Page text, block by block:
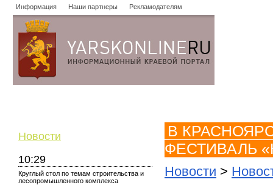
Информация Наши партнеры Рекламодателям
Новости
10:29
Круглый стол по темам строительства и
лесопромышленного комплекса
В
ФЕСТИВАЛЬ
Новости >